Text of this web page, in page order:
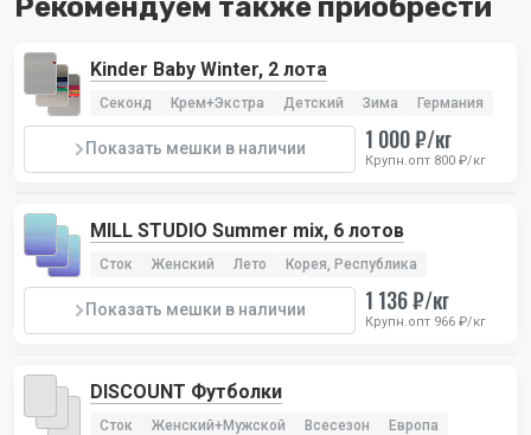
Рекомендуем также приобрести
Kinder Baby Winter, 2 лота
Секонд Крем+Экстра Детский Зима Германия
Показать мешки в наличии 1 000 ₽/кг
Крупн.опт 800 ₽/кг
MILL STUDIO Summer mix, 6 лотов
Сток Женский Лето Корея, Республика
Показать мешки в наличии 1 136 ₽/кг
Крупн.опт 966 ₽/кг
DISCOUNT Футболки
Сток Женский+Мужской Всесезон Европа